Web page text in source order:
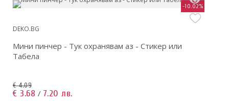
-10.02%
DEKO.BG
Мини пинчер - Тук охранявам аз - Стикер или
Табела
€ 4.09
€ 3.68 / 7.20 лв.